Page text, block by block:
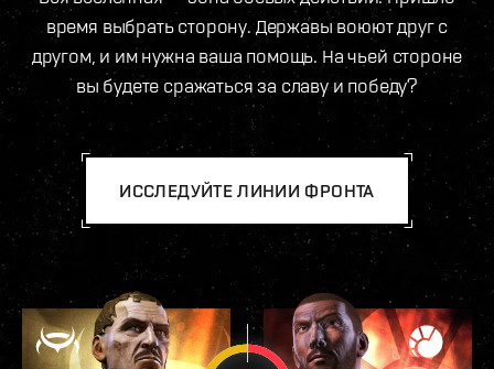
время выбрать сторону. Державы воюют друг с
другом, и им нужна ваша помощь. На чьей стороне
вы будете сражаться за славу и победу?
ИССЛЕДУЙТЕ ЛИНИИ ФРОНТА